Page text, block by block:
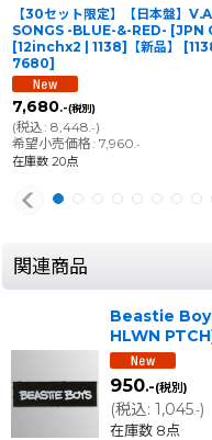
【30セット限定】【日本盤】
SONGS -BLUE-&-RED- [JPN
[12inchx2 | 1138]【新品】
[
7680]
7,680.-(税別)
(税込: 8,448 .-)
希望小売価格: 7,960 .-
在庫数 20点
関連商品
Beastie
HLWN PTCH
950.-(税別)
(税込: 1,045.-)
在庫数 8点